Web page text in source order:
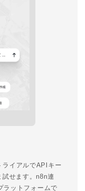
イアルでAPIキー
せます。n8n連
ラットフォームで